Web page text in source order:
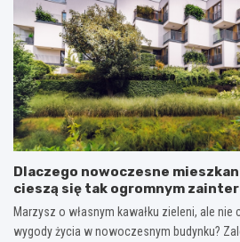
Dlaczego nowoczesne
cieszą się tak ogromnym
Marzysz o własnym kawałku zieleni, ale
wygody życia w nowoczesnym budynku?